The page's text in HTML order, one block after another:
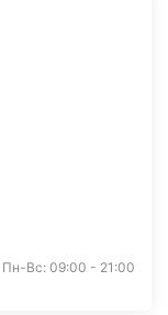
Пн-Вс: 09:00 - 21:00